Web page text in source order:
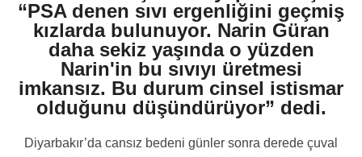
“PSA denen sıvı ergenliğini geçmiş
kızlarda bulunuyor. Narin Güran
daha sekiz yaşında o yüzden
Narin'in bu sıvıyı üretmesi
imkansız. Bu durum cinsel istismar
olduğunu düşündürüyor” dedi.
Diyarbakır’da cansız bedeni günler sonra derede çuval